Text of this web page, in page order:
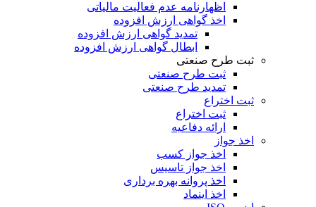
اظهارنامه عدم فعالیت مالیاتی
اخذ گواهی ارزش افزوده
تمدید گواهی ارزش افزوده
ابطال گواهی ارزش افزوده
ثبت طرح صنعتی
ثبت طرح صنعتی
تمدید طرح صنعتی
ثبت اختراع
ثبت اختراع
ارائه دفاعیه
اخذ جواز
اخذ جواز کسب
اخذ جواز تاسیس
اخذ پروانه بهره برداری
اخذ اینماد